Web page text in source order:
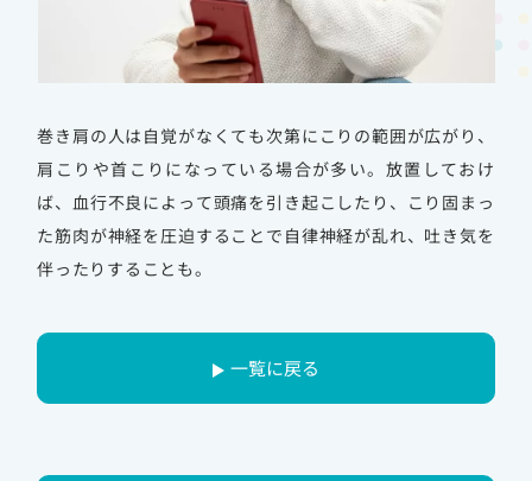
巻き肩の人は自覚がなくても次第にこりの範囲が広がり、
肩こりや首こりになっている場合が多い。 放置しておけ
ば、血行不良によって頭痛を引き起こしたり、こり固まっ
た筋肉が神経を圧迫することで自律神経が乱れ、吐き気を
伴ったりすることも。
一覧に戻る